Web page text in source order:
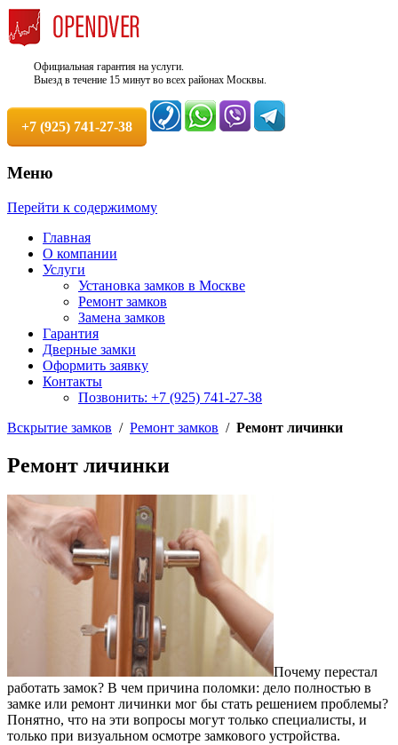
Официальная гарантия на услуги.
Выезд в течение 15 минут во всех районах Москвы.
+7 (925) 741-27-38
Служба вскрытия и ремонта
замков +7 (925) 741-27-38
Круглосуточно. 100% Гарантия!
Меню
Перейти к содержимому
Главная
О компании
Услуги
Установка замков в Москве
Ремонт замков
Замена замков
Гарантия
Дверные замки
Оформить заявку
Контакты
Позвонить: +7 (925) 741-27-38
Вскрытие замков / Ремонт замков / Ремонт личинки
Ремонт личинки
Почему перестал
работать замок? В чем причина поломки: дело полностью в
замке или ремонт личинки мог бы стать решением проблемы?
Понятно, что на эти вопросы могут только специалисты, и
только при визуальном осмотре замкового устройства.